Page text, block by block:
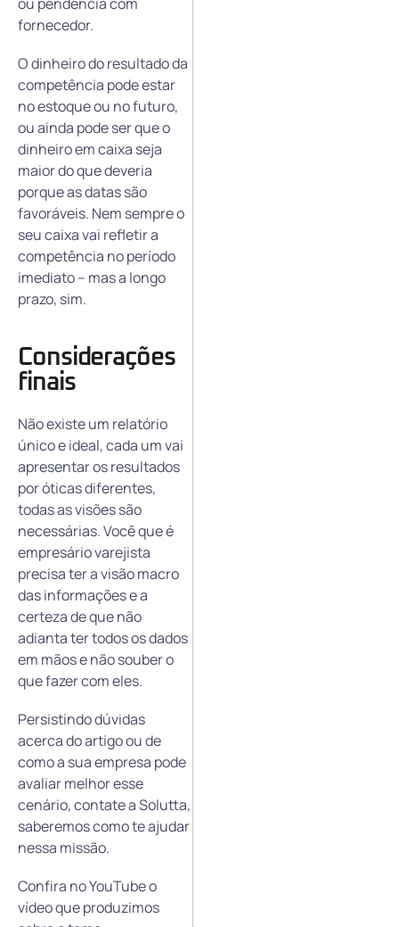
fornecedor.
O dinheiro do resultado da
competência pode estar
no estoque ou no futuro,
ou ainda pode ser que o
dinheiro em caixa seja
maior do que deveria
porque as datas são
favoráveis. Nem sempre o
seu caixa vai refletir a
competência no período
imediato – mas a longo
prazo, sim.
Considerações
finais
Não existe um relatório
único e ideal, cada um vai
apresentar os resultados
por óticas diferentes,
todas as visões são
necessárias. Você que é
empresário varejista
precisa ter a visão macro
das informações e a
certeza de que não
adianta ter todos os dados
em mãos e não souber o
que fazer com eles.
Persistindo dúvidas
acerca do artigo ou de
como a sua empresa pode
avaliar melhor esse
cenário, contate a Solutta,
saberemos como te ajudar
nessa missão.
Confira no YouTube o
vídeo que produzimos